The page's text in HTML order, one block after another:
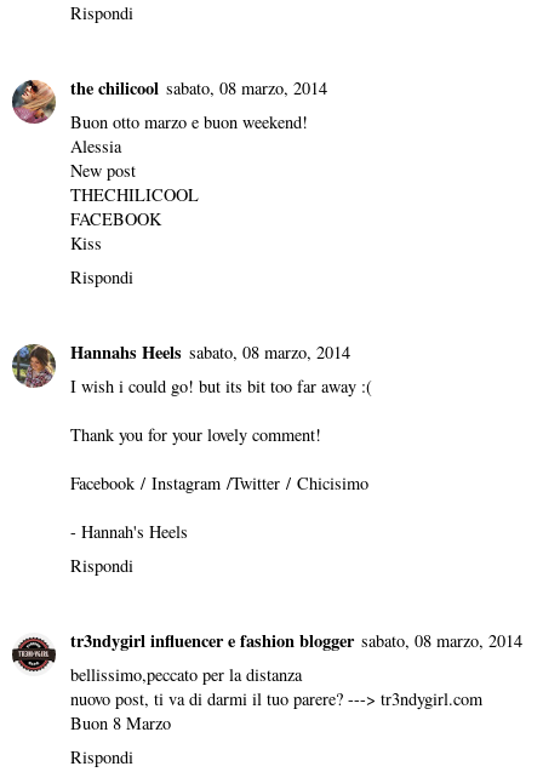
Rispondi
the chilicool sabato, 08 marzo, 2014
Buon otto marzo e buon weekend!
Alessia
New post
THECHILICOOL
FACEBOOK
Kiss
Rispondi
Hannahs Heels sabato, 08 marzo, 2014
I wish i could go! but its bit too far away :(
Thank you for your lovely comment!
Facebook / Instagram /Twitter / Chicisimo
- Hannah's Heels
Rispondi
tr3ndygirl influencer e fashion blogger sabato, 08 marzo, 2014
bellissimo,peccato per la distanza
nuovo post, ti va di darmi il tuo parere? ---> tr3ndygirl.com
Buon 8 Marzo
Rispondi